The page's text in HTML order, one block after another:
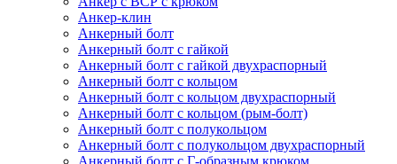
Анкер-клин
Анкерный болт
Анкерный болт с гайкой
Анкерный болт с гайкой двухраспорный
Анкерный болт с кольцом
Анкерный болт с кольцом двухраспорный
Анкерный болт с кольцом (рым-болт)
Анкерный болт с полукольцом
Анкерный болт с полукольцом двухраспорный
Анкерный болт с Г-образным крюком